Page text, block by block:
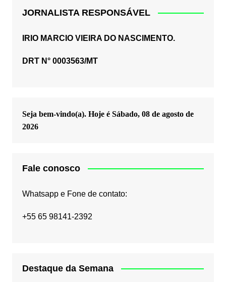
JORNALISTA RESPONSÁVEL
IRIO MARCIO VIEIRA DO NASCIMENTO.
DRT N° 0003563/MT
Seja bem-vindo(a). Hoje é Sábado, 08 de agosto de
2026
Fale conosco
Whatsapp e Fone de contato:
+55 65 98141-2392
Destaque da Semana